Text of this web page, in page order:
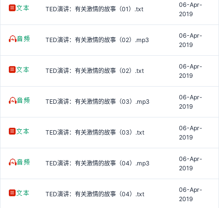
TED演讲：有关激情的故事（01）.txt
06-Apr-
2019
TED演讲：有关激情的故事（02）.mp3
06-Apr-
2019
TED演讲：有关激情的故事（02）.txt
06-Apr-
2019
TED演讲：有关激情的故事（03）.mp3
06-Apr-
2019
TED演讲：有关激情的故事（03）.txt
06-Apr-
2019
TED演讲：有关激情的故事（04）.mp3
06-Apr-
2019
TED演讲：有关激情的故事（04）.txt
06-Apr-
2019